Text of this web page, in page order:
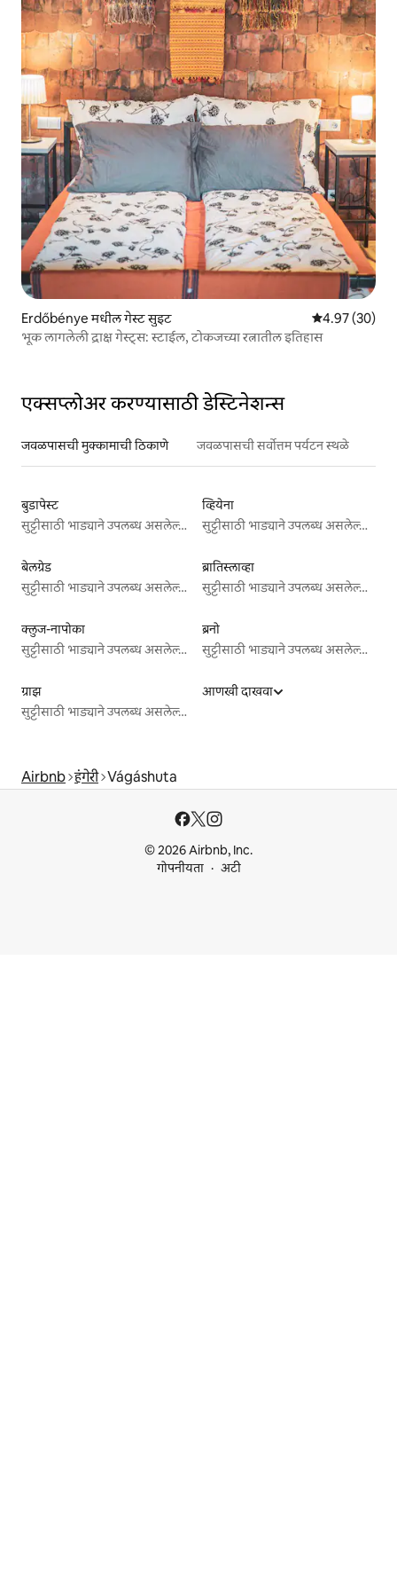
Erdőbénye मधील गेस्ट सुइट 5 पैकी 4.97
4.97 (30)
भूक लागलेली द्राक्ष गेस्ट्स: स्टाईल, टोकजच्या रत्नातील इतिहास
एक्सप्लोअर करण्यासाठी डेस्टिनेशन्स
जवळपासची मुक्कामाची ठिकाणे जवळपासची सर्वोत्तम पर्यटन स्थळे
बुडापेस्ट
सुट्टीसाठी भाड्याने उपलब्ध असलेल्या जागा
व्हियेना
सुट्टीसाठी भाड्याने उपलब्ध असलेल्या जागा
बेलग्रेड
सुट्टीसाठी भाड्याने उपलब्ध असलेल्या जागा
ब्रातिस्लाव्हा
सुट्टीसाठी भाड्याने उपलब्ध असलेल्या जागा
क्लुज-नापोका
सुट्टीसाठी भाड्याने उपलब्ध असलेल्या जागा
ब्रनो
सुट्टीसाठी भाड्याने उपलब्ध असलेल्या जागा
ग्राझ
सुट्टीसाठी भाड्याने उपलब्ध असलेल्या जागा
आणखी दाखवा
Airbnb हंगेरी Vágáshuta
© 2026 Airbnb, Inc.
गोपनीयता
अटी